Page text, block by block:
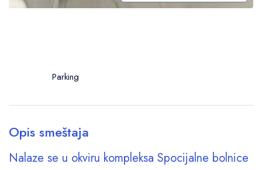
Parking
Opis smeštaja
Nalaze se u okviru kompleksa Spocijalne bolnice